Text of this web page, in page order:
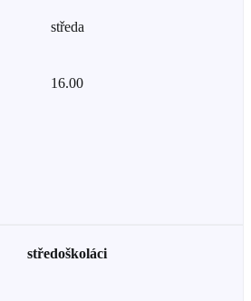
středa
16.00
středoškoláci